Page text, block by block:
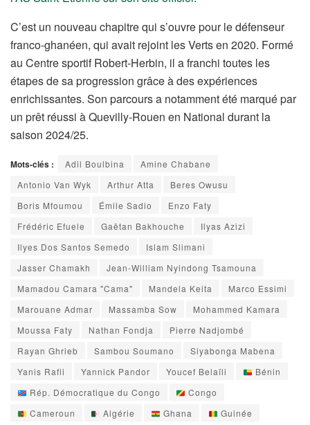
C’est un nouveau chapitre qui s’ouvre pour le défenseur
franco-ghanéen, qui avait rejoint les Verts en 2020. Formé
au Centre sportif Robert-Herbin, il a franchi toutes les
étapes de sa progression grâce à des expériences
enrichissantes. Son parcours a notamment été marqué par
un prêt réussi à Quevilly-Rouen en National durant la
saison 2024/25.
Mots-clés : Adil Boulbina
Amine Chabane
Antonio Van Wyk
Arthur Atta
Beres Owusu
Boris Mfoumou
Émile Sadio
Enzo Faty
Frédéric Efuele
Gaëtan Bakhouche
Ilyas Azizi
Ilyes Dos Santos Semedo
Islam Slimani
Jasser Chamakh
Jean-William Nyindong Tsamouna
Mamadou Camara "Cama"
Mandela Keita
Marco Essimi
Marouane Admar
Massamba Sow
Mohammed Kamara
Moussa Faty
Nathan Fondja
Pierre Nadjombé
Rayan Ghrieb
Sambou Soumano
Siyabonga Mabena
Yanis Rafii
Yannick Pandor Youcef Belaïli
Bénin
Rép. Démocratique du Congo
Congo
Cameroun
Algérie Ghana Guinée